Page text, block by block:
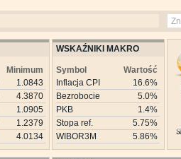
Minimum
1.0843
4.3870
1.0905
1.2379
4.0134
WSKAŹNIKI MAKRO
Symbol
Wartość
Inflacja CPI
16.6%
Bezrobocie
5.0%
PKB
1.4%
Stopa ref.
5.75%
WIBOR3M
5.86%